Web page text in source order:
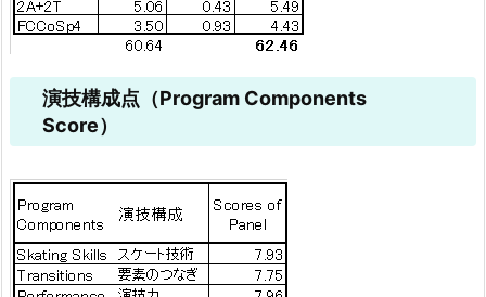
演技構成点（Program Components
Score）